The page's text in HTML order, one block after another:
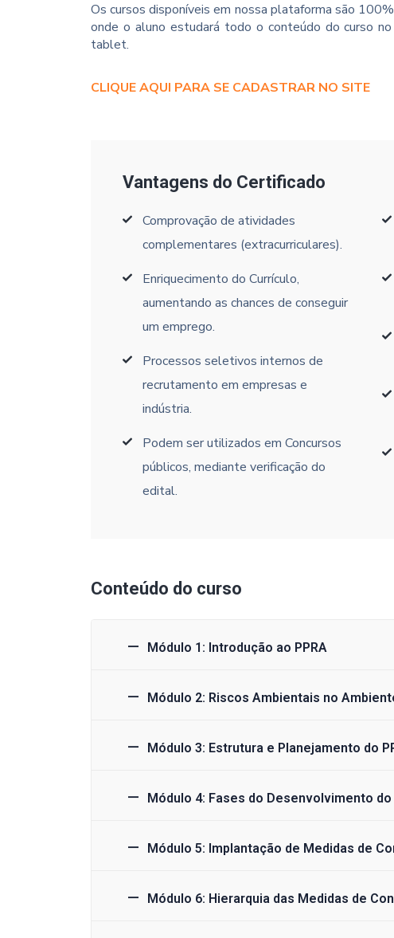
Os cursos disponíveis em nossa plataforma são
onde o aluno estudará todo o conteúdo do curso
tablet.
CLIQUE AQUI PARA SE CADASTRAR NO SITE
Vantagens do Certificado
Comprovação de atividades
complementares (extracurriculares).
Enriquecimento do Currículo,
aumentando as chances de conseguir
um emprego.
Processos seletivos internos de
recrutamento em empresas e
indústria.
Podem ser utilizados em Concursos
públicos, mediante verificação do
edital.
Conteúdo do curso
Módulo 1: Introdução ao PPRA
Módulo 2: Riscos Ambientais no
Módulo 3: Estrutura e Planejamento do
Módulo 4: Fases do Desenvolvimento do
Módulo 5: Implantação de Medidas de
Módulo 6: Hierarquia das Medidas de